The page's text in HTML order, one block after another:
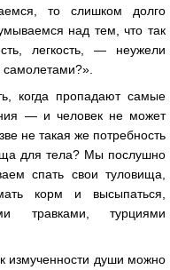
то слишком долго
над тем, что так
легкость, — неужели
самолетами?».
когда пропадают самые
— и человек не может
не такая же потребность
для тела? Мы послушно
спать свои туловища,
корм и высыпаться,
травками, турциями
измученности души можно